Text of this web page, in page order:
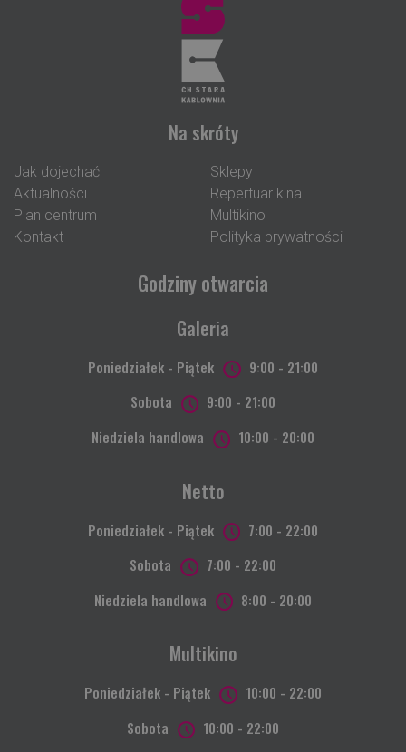
Na skróty
Jak dojechać
Aktualności
Plan centrum
Kontakt
Sklepy
Repertuar kina
Multikino
Polityka prywatności
Godziny otwarcia
Galeria
Poniedziałek - Piątek
9:00 - 21:00
Sobota
9:00 - 21:00
Niedziela handlowa
10:00 - 20:00
Netto
Poniedziałek - Piątek
7:00 - 22:00
Sobota
7:00 - 22:00
Niedziela handlowa
8:00 - 20:00
Multikino
Poniedziałek - Piątek
10:00 - 22:00
Sobota
10:00 - 22:00